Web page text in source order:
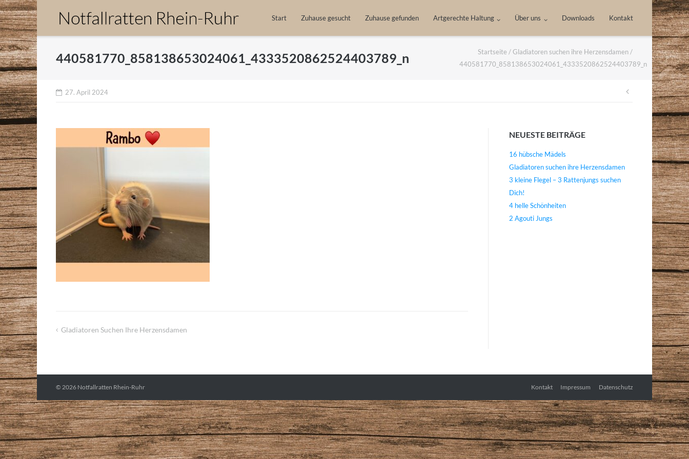
Direkt
zum
Inhalt
Start Zuhause gesucht Zuhause gefunden Artgerechte Haltung Über uns Downloads Kontakt
440581770_858138653024061_4333520862524403789_n Startseite / Gladiatoren suchen ihre Herzensdamen /
440581770_858138653024061_4333520862524403789_n
27. April 2024
Beitragsnavigation
Gladiatoren Suchen Ihre Herzensdamen
NEUESTE BEITRÄGE
16 hübsche Mädels
Gladiatoren suchen ihre Herzensdamen
3 kleine Flegel – 3 Rattenjungs suchen
Dich!
4 helle Schönheiten
2 Agouti Jungs
© 2026 Notfallratten Rhein-Ruhr Kontakt Impressum Datenschutz